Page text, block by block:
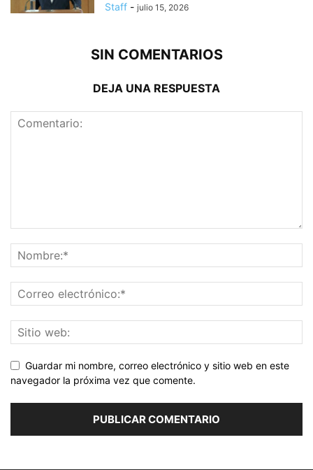
Staff - julio 15, 2026
SIN COMENTARIOS
DEJA UNA RESPUESTA
Guardar mi nombre, correo electrónico y sitio web en este
navegador la próxima vez que comente.